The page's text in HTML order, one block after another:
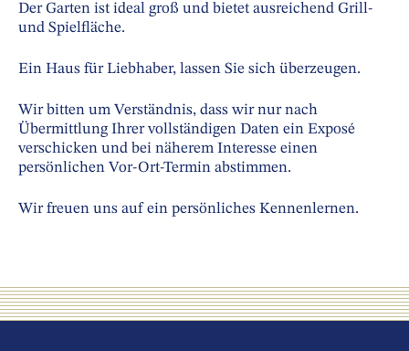
Der Garten ist ideal groß und bietet ausreichend Grill-
und Spielfläche.
Ein Haus für Liebhaber, lassen Sie sich überzeugen.
Wir bitten um Verständnis, dass wir nur nach
Übermittlung Ihrer vollständigen Daten ein Exposé
verschicken und bei näherem Interesse einen
persönlichen Vor-Ort-Termin abstimmen.
Wir freuen uns auf ein persönliches Kennenlernen.